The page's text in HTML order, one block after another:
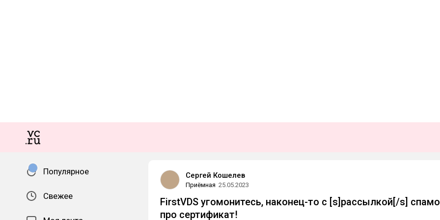
Популярное
Свежее
Сергей Кошелев
Приёмная 25.05.2023
FirstVDS угомонитесь, наконец-то с [s]рассылкой[/s]
про сертификат!